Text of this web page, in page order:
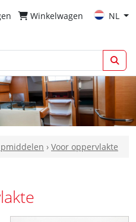
Winkelwagen NL
› Voor oppervlakte